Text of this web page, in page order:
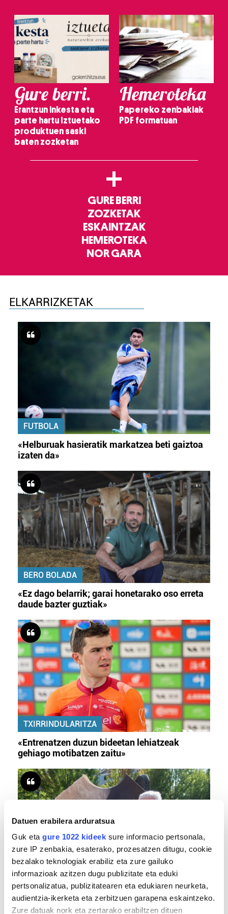
Datuen erabilera arduratsua
Guk eta gure 1022 kideek sure informacio pertsonala,
zure IP zenbakia, esaterako, prozesatzen ditugu, cookie
bezalako teknologiak erabiliz eta zure gailuko
informazioak azitzen dugu publizitate eta eduki
pertsonalizatua, publizitatearen eta edukiaren neurketa,
audientzia-ikerketa eta zerbitzuen garapena eskaintzeko.
Zure datuak nork eta zertarako erabiltzen dituen
Gure berri.
Erantzun inkesta eta
parte hartu Iztuetako
produktuen saski
baten zozketan
Hemeroteka
Papereko zenbakiak
PDF formatuan
+
GURE BERRI
ZOZKETAK
ESKAINTZAK
HEMEROTEKA
NOR GARA
ELKARRIZKETAK
FUTBOLA
«Helburuak hasieratik markatzea beti gaiztoa
izaten da»
BERO BOLADA
«Ez dago belarrik; garai honetarako oso erreta
daude bazter guztiak»
TXIRRINDULARITZA
«Entrenatzen duzun bideetan lehiatzeak
gehiago motibatzen zaitu»
MEMORIA HISTORIKOA
«Gai tabua izan da etxe gehienetan, jendeak
azkeneko momentuan hitz egin du»